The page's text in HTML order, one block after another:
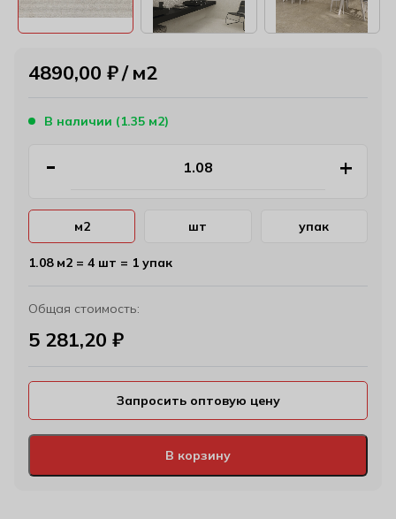
4890,00 ₽ м2
В наличии (1.35 м2)
В корзину
м2 шт упак
1.08 м2 = 4 шт = 1 упак
Общая стоимость:
5 281,20 ₽
Запросить оптовую цену